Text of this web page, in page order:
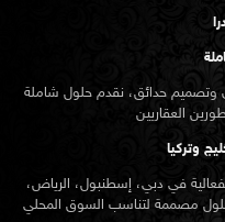
وتصميم حدائق، نقدم حلول شاملة
وتركيا
في دبي، إسطنبول، الرياض،